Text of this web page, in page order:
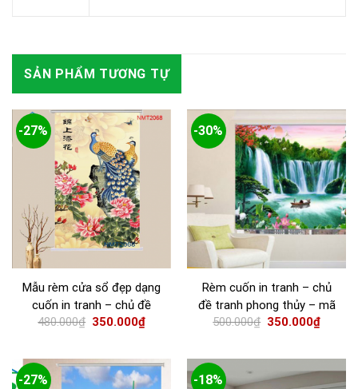
SẢN PHẨM TƯƠNG TỰ
-27%
Mẫu rèm cửa sổ đẹp dạng
cuốn in tranh – chủ đề
Chim Công – mã AS2168
480.000₫ 350.000₫
-30%
Rèm cuốn in tranh – chủ
đề tranh phong thủy – mã
AS 0533
500.000₫ 350.000₫
-27% -18%